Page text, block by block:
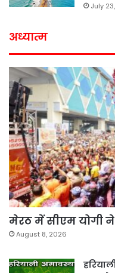
July
अध्यात्म
मेरठ में सीएम योगी ने
August 8, 2026